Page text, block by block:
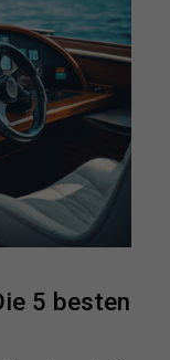
5 besten